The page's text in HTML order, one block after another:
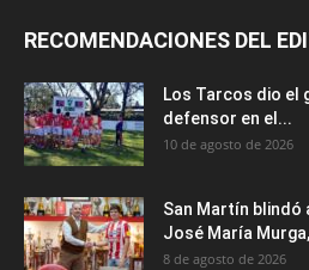
RECOMENDACIONES DEL
Los Tarcos dio el
defensor en el...
10 de agosto de 2026
San Martín blindó
José María
8 de agosto de 2026